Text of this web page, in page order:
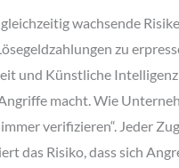
wachsende
zu
und Künstliche
macht. Wie
verifizieren“. Jeder
das Risiko, dass sich